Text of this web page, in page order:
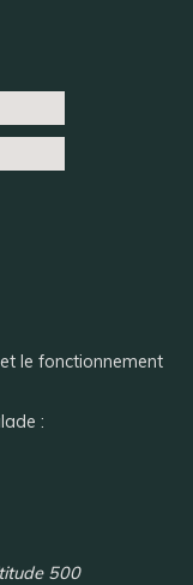
le fonctionnement
:
500